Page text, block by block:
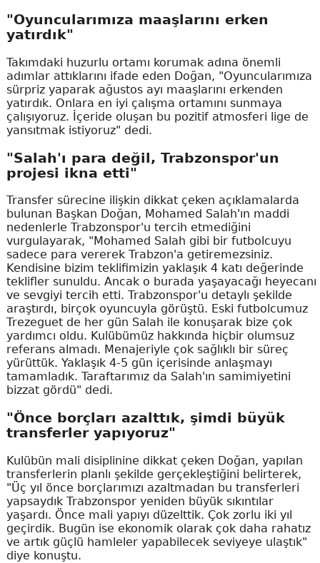
"Oyuncularımıza maaşlarını erken
yatırdık"
Takımdaki huzurlu ortamı korumak adına önemli
adımlar attıklarını ifade eden Doğan, "Oyuncularımıza
sürpriz yaparak ağustos ayı maaşlarını erkenden
yatırdık. Onlara en iyi çalışma ortamını sunmaya
çalışıyoruz. İçeride oluşan bu pozitif atmosferi lige de
yansıtmak istiyoruz" dedi.
"Salah'ı para değil, Trabzonspor'un
projesi ikna etti"
Transfer sürecine ilişkin dikkat çeken açıklamalarda
bulunan Başkan Doğan, Mohamed Salah'ın maddi
nedenlerle Trabzonspor'u tercih etmediğini
vurgulayarak, "Mohamed Salah gibi bir futbolcuyu
sadece para vererek Trabzon'a getiremezsiniz.
Kendisine bizim teklifimizin yaklaşık 4 katı değerinde
teklifler sunuldu. Ancak o burada yaşayacağı heyecanı
ve sevgiyi tercih etti. Trabzonspor'u detaylı şekilde
araştırdı, birçok oyuncuyla görüştü. Eski futbolcumuz
Trezeguet de her gün Salah ile konuşarak bize çok
yardımcı oldu. Kulübümüz hakkında hiçbir olumsuz
referans almadı. Menajeriyle çok sağlıklı bir süreç
yürüttük. Yaklaşık 4-5 gün içerisinde anlaşmayı
tamamladık. Taraftarımız da Salah'ın samimiyetini
bizzat gördü" dedi.
"Önce borçları azalttık, şimdi büyük
transferler yapıyoruz"
Kulübün mali disiplinine dikkat çeken Doğan, yapılan
transferlerin planlı şekilde gerçekleştiğini belirterek,
"Üç yıl önce borçlarımızı azaltmadan bu transferleri
yapsaydık Trabzonspor yeniden büyük sıkıntılar
yaşardı. Önce mali yapıyı düzelttik. Çok zorlu iki yıl
geçirdik. Bugün ise ekonomik olarak çok daha rahatız
ve artık güçlü hamleler yapabilecek seviyeye ulaştık"
diye konuştu.